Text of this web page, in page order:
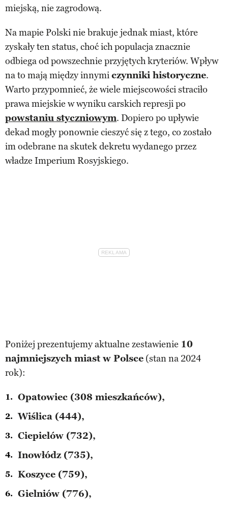
miejską, nie zagrodową.
Na mapie Polski nie brakuje jednak miast, które
zyskały ten status, choć ich populacja znacznie
odbiega od powszechnie przyjętych kryteriów. Wpływ
na to mają między innymiczynniki historyczne.
Warto przypomnieć, że wiele miejscowości straciło
prawa miejskie w wyniku carskich represji po
powstaniu styczniowym. Dopiero po upływie
dekad mogły ponownie cieszyć się z tego, co zostało
im odebrane na skutek dekretu wydanego przez
władze Imperium Rosyjskiego.
Poniżej prezentujemy aktualne zestawienie 10
najmniejszych miast w Polsce (stan na 2024
rok):
Opatowiec (308 mieszkańców),
Wiślica (444),
Ciepielów (732),
Inowłódz (735),
Koszyce (759),
Gielniów (776),